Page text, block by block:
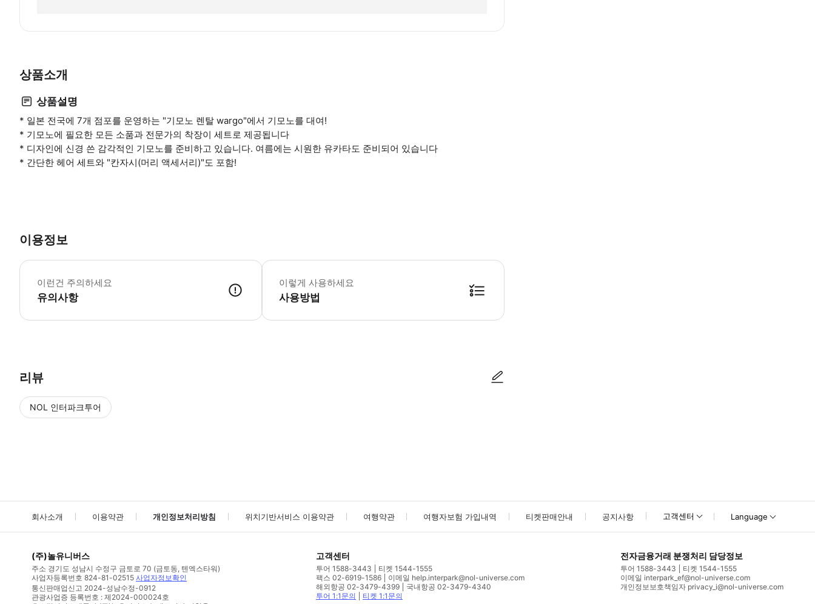
상품소개
상품설명
* 일본 전국에 7개 점포를 운영하는 "기모노 렌탈 wargo"에서 기모노를 대여!
* 기모노에 필요한 모든 소품과 전문가의 착장이 세트로 제공됩니다
* 디자인에 신경 쓴 감각적인 기모노를 준비하고 있습니다. 여름에는 시원한 유카타도 준비되어 있습니다
* 간단한 헤어 세트와 "칸자시(머리 액세서리)"도 포함!
이용정보
이런건 주의하세요
유의사항
음주 후, 임신 중 또는 임신 가능성이 있는 경우, 현장 스태프가 안전하게 체험할 수 없다고 판단할 경우에는 참가하실 수 없습니다.
이렇게 사용하세요
사용방법
리뷰
NOL 인터파크투어
회사소개 이용약관 개인정보처리방침 위치기반서비스 이용약관 여행약관 여행자보험 가입내역 티켓판매안내 공지사항 고객센터 Language
(주)놀유니버스
주소 경기도 성남시 수정구 금토로 70 (금토동, 텐엑스타워)
사업자등록번호 824-81-02515 사업자정보확인
통신판매업신고 2024-성남수정-0912
관광사업증 등록번호 : 제2024-000024호
고객센터
투어 1588-3443
티켓 1544-1555
팩스 02-6919-1586
이메일 help.interpark@nol-universe.com
해외항공 02-3479-4399
국내항공 02-3479-4340
투어 1:1문의
티켓 1:1문의
전자금융거래 분쟁처리 담당정보
투어 1588-3443
티켓 1544-1555
이메일 interpark_ef@nol-universe.com
개인정보보호책임자 privacy_i@nol-universe.com